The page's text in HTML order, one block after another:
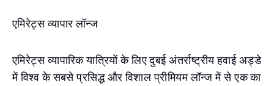
एमिरेट्स व्यापार लॉन्ज
एमिरेट्स व्यापारिक यात्रियों के लिए दुबई अंतर्राष्ट्रीय हवाई अड्डे
में विश्व के सबसे प्रसिद्ध और विशाल प्रीमियम लॉन्ज में से एक का